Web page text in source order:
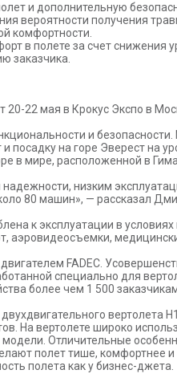
и дополнительную
вероятности получения
комфортности.
в полете за счет снижения
заказчика.
22 мая в Крокус Экспо в
и
посадку на горе Эверест на
в мире, расположенной в
низким
80 машин», — рассказал
к эксплуатации в условиях
аэровидеосъемки,
FADEC.
специально для
более чем 1 500
вертолета
На вертолете широко
Отличительные
полет тише, комфортнее
полета как у бизнес-джета.